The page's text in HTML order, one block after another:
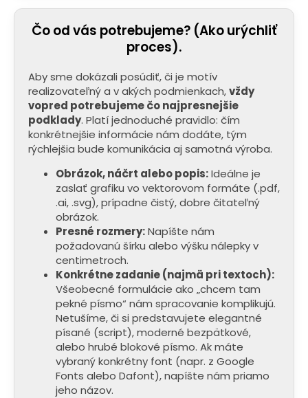
Čo od vás potrebujeme? (Ako urýchliť
proces).
Aby sme dokázali posúdiť, či je motív
realizovateľný a v akých podmienkach,vždy
vopred potrebujeme čo najpresnejšie
podklady. Platí jednoduché pravidlo: čím
konkrétnejšie informácie nám dodáte, tým
rýchlejšia bude komunikácia aj samotná výroba.
Obrázok, náčrt alebo popis:Ideálne je
zaslať grafiku vo vektorovom formáte (.pdf,
.ai, .svg), prípadne čistý, dobre čitateľný
obrázok.
Presné rozmery:Napíšte nám
požadovanú šírku alebo výšku nálepky v
centimetroch.
Konkrétne zadanie (najmä pri textoch):
Všeobecné formulácie ako „chcem tam
pekné písmo“ nám spracovanie komplikujú.
Netušíme, či si predstavujete elegantné
písané (script), moderné bezpätkové,
alebo hrubé blokové písmo. Ak máte
vybraný konkrétny font (napr. z Google
Fonts alebo Dafont), napíšte nám priamo
jeho názov.